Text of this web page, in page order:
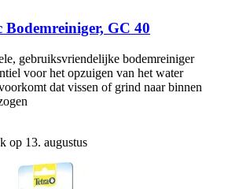
Bodemreiniger, GC 40
gebruiksvriendelijke bodemreiniger
voor het opzuigen van het water
dat vissen of grind naar binnen
op 13. augustus